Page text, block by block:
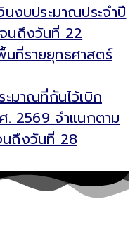
นงบประมาณประจำปี
นถึงวันที่ 22
ที่รายยุทธศาสตร์
ะมาณที่กันไว้เบิก
2569 จำแนกตาม
ถึงวันที่ 28